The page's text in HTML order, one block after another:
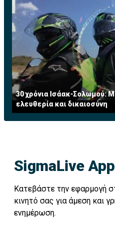
30 χρόνια Ισάακ-Σολωμού:
ελευθερία και δικαιοσύνη
SigmaLive App
Κατεβάστε την εφαρμογή
κινητό σας για άμεση και
ενημέρωση.